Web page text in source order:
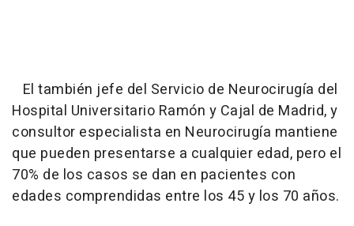
El también jefe del Servicio de Neurocirugía del
Hospital Universitario Ramón y Cajal de Madrid, y
consultor especialista en Neurocirugía mantiene
que pueden presentarse a cualquier edad, pero el
70% de los casos se dan en pacientes con
edades comprendidas entre los 45 y los 70 años.